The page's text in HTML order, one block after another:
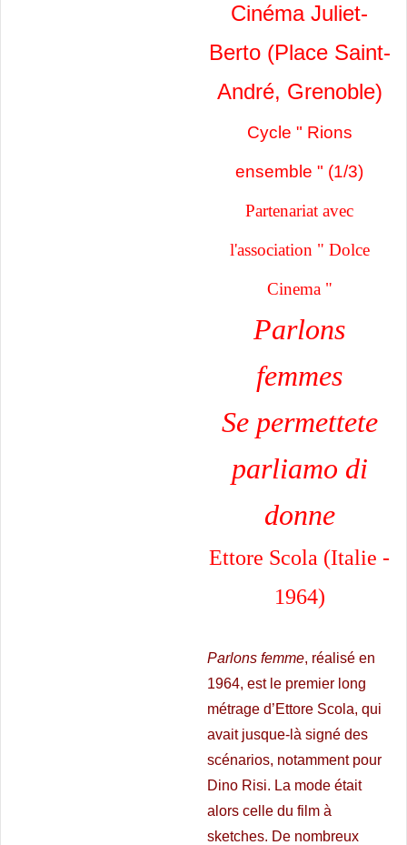
Cinéma Juliet-
Berto (Place Saint-
André, Grenoble)
Cycle " Rions
ensemble " (1/3)
Partenariat avec
l'association " Dolce
Cinema "
Parlons
femmes
Se permettete
parliamo di
donne
Ettore Scola (Italie -
1964)
Parlons femme, réalisé en
1964, est le premier long
métrage d’Ettore Scola, qui
avait jusque-là signé des
scénarios, notamment pour
Dino Risi. La mode était
alors celle du film à
sketches. De nombreux